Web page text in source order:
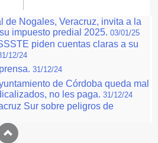
de Nogales, Veracruz, invita a la
impuesto predial 2025. 03/01/25
piden cuentas claras a su
12/24
31/12/24
de Córdoba queda mal
no les paga. 31/12/24
Sur sobre peligros de